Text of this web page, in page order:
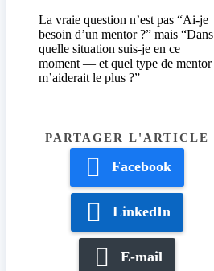
La vraie question n’est pas “Ai-je
besoin d’un mentor ?” mais “Dans
quelle situation suis-je en ce
moment — et quel type de mentor
m’aiderait le plus ?”
Facebook
LinkedIn
E-mail